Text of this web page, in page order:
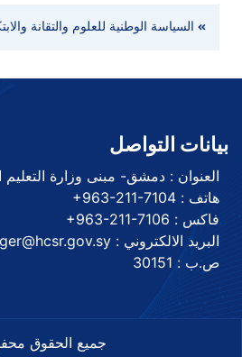
السياسة الوطنية للعلوم والتقانة
بيانات التواصل
العنوان : دمشق- مبنى وزارة التعليم
هاتف : +963-211-7104
فاكس : +963-211-7106
البريد الالكتروني : manager@hcsr.gov.sy
ص.ب : 30151
جميع الحقوق